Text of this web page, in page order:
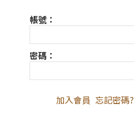
帳號：
密碼：
加入會員 忘記密碼?